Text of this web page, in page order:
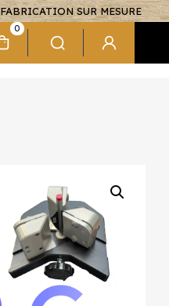
FABRICATION SUR MESURE
0